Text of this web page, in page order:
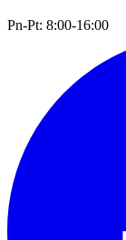
Pn-Pt: 8:00-16:00